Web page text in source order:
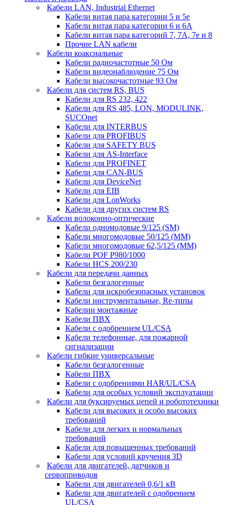
Кабели LAN, Industrial Ethernet
Кабели витая пара категории 5 и 5е
Кабели витая пара категории 6 и 6A
Кабели витая пара категорий 7, 7А, 7е и 8
Прочие LAN кабели
Кабели коаксиальные
Кабели радиочастотные 50 Ом
Кабели видеонаблюдение 75 Ом
Кабели высокочастотные 93 Ом
Кабели для систем RS, BUS
Кабели для RS 232, 422
Кабели для RS 485, LON, MODULINK,
SUCOnet
Кабели для INTERBUS
Кабели для PROFIBUS
Кабели для SAFETY BUS
Кабели для AS-Interface
Кабели для PROFINET
Кабели для CAN-BUS
Кабели для DeviceNet
Кабели для EIB
Кабели для LonWorks
Кабели для других систем RS
Кабели волоконно-оптические
Кабели одномодовые 9/125 (SM)
Кабели многомодовые 50/125 (ММ)
Кабели многомодовые 62,5/125 (ММ)
Кабели POF P980/1000
Кабели HCS 200/230
Кабели для передачи данных
Кабели безгалогенные
Кабели для искробезопасных установок
Кабели инструментальные, Re-типы
Кабелии монтажные
Кабели ПВХ
Кабели с одобрением UL/CSA
Кабели телефонные, для пожарной
сигнализации
Кабели гибкие универсальные
Кабели безгалогенные
Кабели ПВХ
Кабели с одобрениями HAR/UL/CSA
Кабели для особых условий эксплуатации
Кабели для буксируемых цепей и робототехники
Кабели для высоких и особо высоких
требований
Кабели для легких и нормальных
требований
Кабели для повышенных требований
Кабели для условий кручения 3D
Кабели для двигателей, датчиков и
сервоприводов
Кабели для двигателей 0,6/1 кВ
Кабели для двигателей с одобрением
UL/CSA